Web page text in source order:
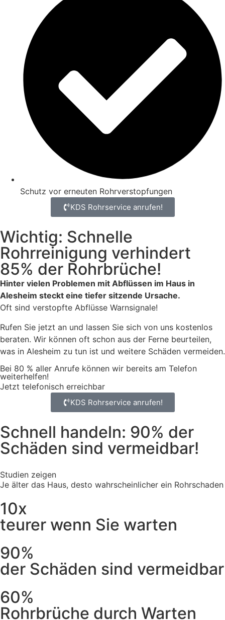
Schutz vor erneuten Rohrverstopfungen
KDS Rohrservice anrufen!
Wichtig: Schnelle
Rohrreinigung verhindert
85% der Rohrbrüche!
Hinter vielen Problemen mit Abflüssen im Haus in
Alesheim steckt eine tiefer sitzende Ursache.
Oft sind verstopfte Abflüsse Warnsignale!
Rufen Sie jetzt an und lassen Sie sich von uns kostenlos
beraten. Wir können oft schon aus der Ferne beurteilen,
was in Alesheim zu tun ist und weitere Schäden vermeiden.
Bei 80 % aller Anrufe können wir bereits am Telefon
weiterhelfen!
Jetzt telefonisch erreichbar
KDS Rohrservice anrufen!
Schnell handeln: 90% der
Schäden sind vermeidbar!
Studien zeigen
Je älter das Haus, desto wahrscheinlicher ein Rohrschaden
10x
teurer wenn Sie warten
90%
der Schäden sind vermeidbar
60%
Rohrbrüche durch Warten